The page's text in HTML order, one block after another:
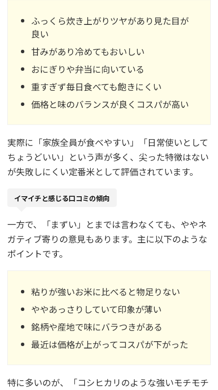
ふっくら炊き上がりツヤがあり見た目が
良い
甘みがあり冷めてもおいしい
おにぎりや弁当に向いている
重すぎず毎日食べても飽きにくい
価格と味のバランスが良くコスパが高い
実際に「家族全員が食べやすい」「日常使いとして
ちょうどいい」という声が多く、尖った特徴はない
が失敗しにくい定番米として評価されています。
イマイチと感じる口コミの傾向
一方で、「まずい」とまでは言わなくても、ややネ
ガティブ寄りの意見もあります。主に以下のような
ポイントです。
粘りが強いお米に比べると物足りない
ややあっさりしていて印象が薄い
銘柄や産地で味にバラつきがある
最近は価格が上がってコスパが下がった
特に多いのが、「コシヒカリのような強いモチモチ